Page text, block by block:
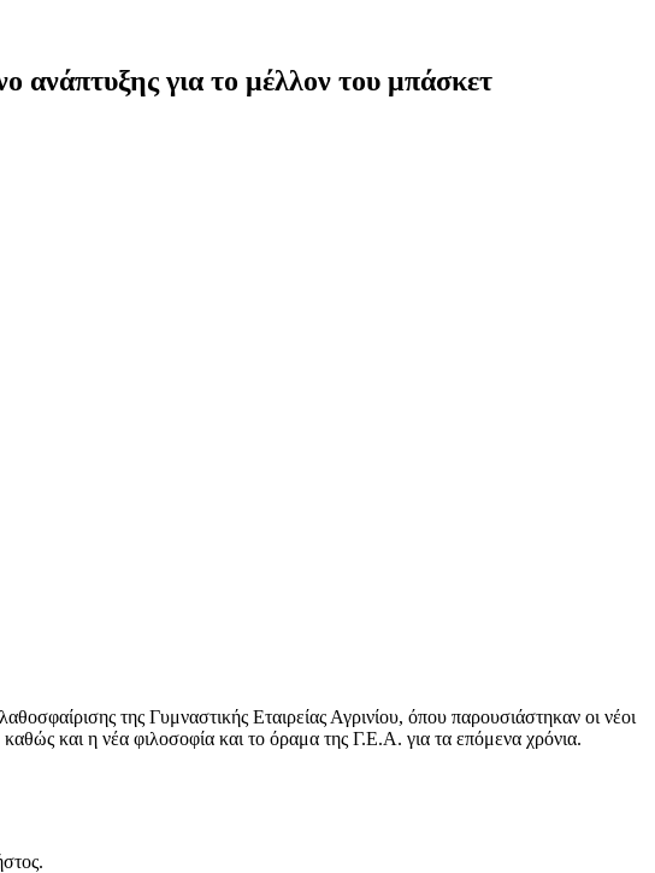
ανάπτυξης για το μέλλον του μπάσκετ
της Γυμναστικής Εταιρείας Αγρινίου, όπου παρουσιάστηκαν οι νέοι
και η νέα φιλοσοφία και το όραμα της Γ.Ε.Α. για τα επόμενα χρόνια.